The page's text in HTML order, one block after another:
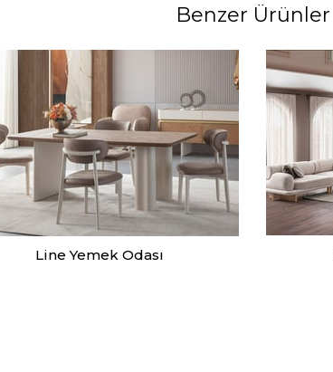
Benzer Ürünler
Line Yemek Odası